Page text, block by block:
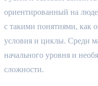
ориентированный на
с такими понятиями, как
условия и циклы. Среди
начального уровня и
сложности.